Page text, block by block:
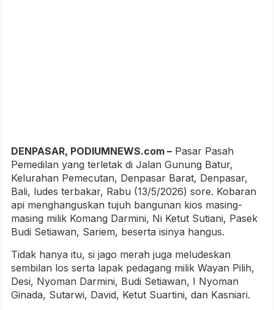
DENPASAR, PODIUMNEWS.com – Pasar Pasah
Pemedilan yang terletak di Jalan Gunung Batur,
Kelurahan Pemecutan, Denpasar Barat, Denpasar,
Bali, ludes terbakar, Rabu (13/5/2026) sore. Kobaran
api menghanguskan tujuh bangunan kios masing-
masing milik Komang Darmini, Ni Ketut Sutiani, Pasek
Budi Setiawan, Sariem, beserta isinya hangus.
Tidak hanya itu, si jago merah juga meludeskan
sembilan los serta lapak pedagang milik Wayan Pilih,
Desi, Nyoman Darmini, Budi Setiawan, I Nyoman
Ginada, Sutarwi, David, Ketut Suartini, dan Kasniari.